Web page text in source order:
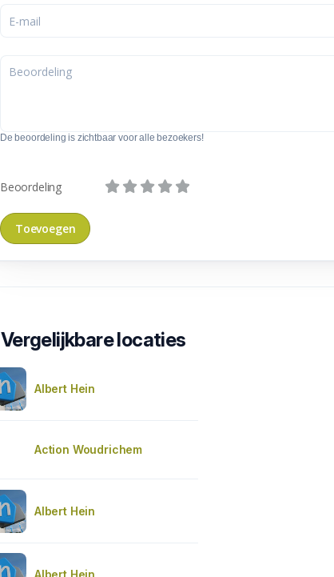
De beoordeling is zichtbaar voor alle bezoekers!
Beoordeling
Vergelijkbare locaties
Albert Hein
Action Woudrichem
Albert Hein